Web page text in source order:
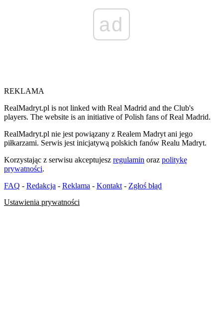
ad
REKLAMA
RealMadryt.pl is not linked with Real Madrid and the Club's
players. The website is an initiative of Polish fans of Real Madrid.
RealMadryt.pl nie jest powiązany z Realem Madryt ani jego
piłkarzami. Serwis jest inicjatywą polskich fanów Realu Madryt.
Korzystając z serwisu akceptujesz regulamin oraz politykę
prywatności.
FAQ - Redakcja - Reklama - Kontakt - Zgłoś błąd
Ustawienia prywatności